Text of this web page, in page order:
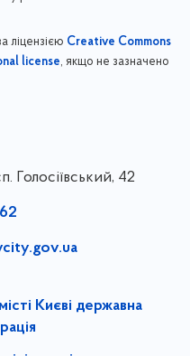
ліцензією Creative Commons
license, якщо не зазначено
Голосіївський, 42
Києві державна